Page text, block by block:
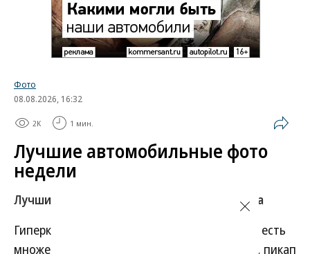
Фото
08.08.2026, 16:32
2K 1 мин.
Лучшие автомобильные фото
недели
Лучшие фотографии 3 — 8 августа 2026 года
Гиперкар Bugatti Destrier, в облике которого есть
множество отсылок к легендарному Type 57, пикап